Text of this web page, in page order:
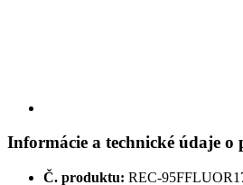
Informácie a technické údaje o
Č. produktu: REC-